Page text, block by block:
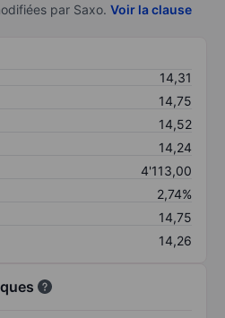
par Saxo. Voir la clause
14,31
14,75
14,52
14,24
4'113,00
2,74%
14,75
14,26